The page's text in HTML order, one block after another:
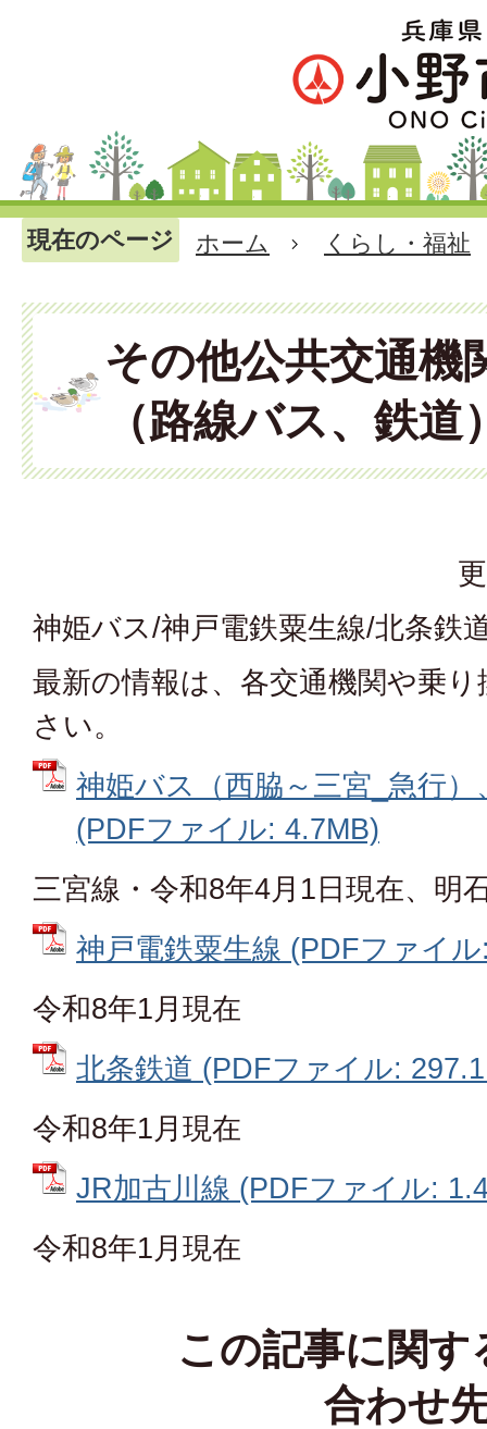
現在のページ ホーム くらし・福祉
その他公共交通機
（路線バス、鉄道
神姫バス/神戸電鉄粟生線/北条鉄
最新の情報は、各交通機関や乗
さい。
神姫バス（西脇～三宮_急行）
(PDFファイル: 4.7MB)
三宮線・令和8年4月1日現在、明
神戸電鉄粟生線 (PDFファイ
令和8年1月現在
北条鉄道 (PDFファイル:
令和8年1月現在
JR加古川線 (PDFファイル:
令和8年1月現在
この記事に関す
合わせ